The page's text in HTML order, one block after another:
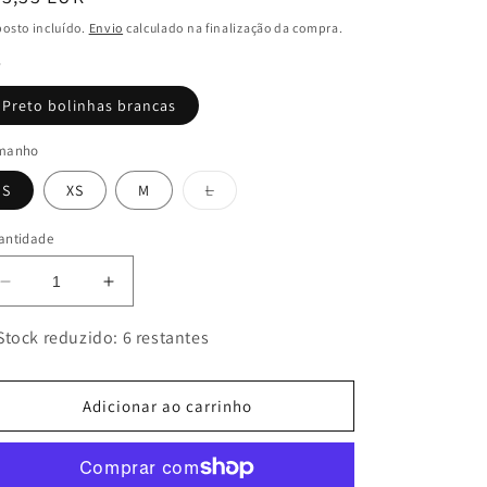
incluído. Envio calculado na finalização da compra.
Preto bolinhas brancas
S XS M LVariante
esgotada
Diminuir
a
quantidade
TOP
DE
Aumentar
a
quantidade
TOP
HALTER
DE
reduzido: 6 restantes
Adicionar ao carrinho